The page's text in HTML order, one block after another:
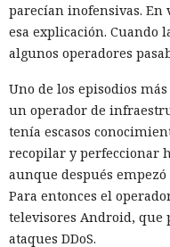
Los esquemas
habilidades y un gran
parecían inofensivas. En
esa explicación. Cuando
algunos operadores
Uno de los episodios
un operador de
tenía escasos
recopilar y perfeccionar
aunque después
Para entonces el
televisores Android, que
ataques DDoS.